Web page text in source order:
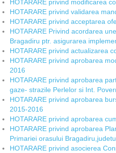
HOTARARE privind modificarea
HOTARARE privind validarea
HOTARARE privind acceptarea
HOTARARE Privind acordarea
Bragadiru ptr. asigurarea
HOTARARE privind actualizarea
HOTARARE privind aprobarea
2016
HOTARARE privind aprobarea
gaze- strazile Perlelor si Int.
HOTARARE privind aprobarea
2015-2016
HOTARARE privind aprobarea
HOTARARE privind aprobarea
Primariei orasului
HOTARARE privind asocierea